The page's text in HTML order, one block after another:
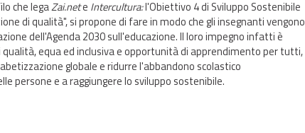
che legaZai.nete Intercultura:l'Obiettivo 4 di Sviluppo Sostenibile
di qualità", si propone di fare in modo che gli insegnanti vengono
dell'Agenda 2030 sull'educazione. Il loro impegno infatti è
equa ed inclusiva e opportunità di apprendimento per tutti,
globale e ridurre l'abbandono scolastico
persone e a raggiungere lo sviluppo sostenibile.